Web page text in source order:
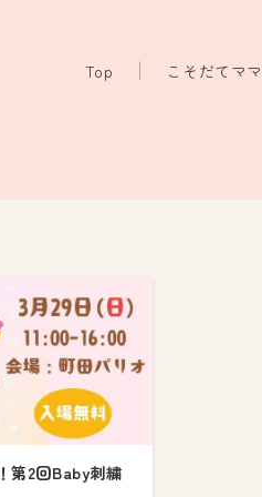
Top こそだてマ
第2回Baby刺繍